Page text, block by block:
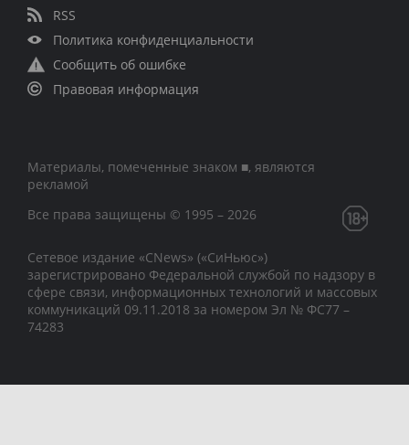
RSS
Политика конфиденциальности
Сообщить об ошибке
Правовая информация
Материалы, помеченные знаком ■, являются
рекламой
Все права защищены © 1995 – 2026
Сетевое издание «CNews» («СиНьюс»)
зарегистрировано Федеральной службой по надзору в
сфере связи, информационных технологий и массовых
коммуникаций 09.11.2018 за номером Эл № ФС77 –
74283